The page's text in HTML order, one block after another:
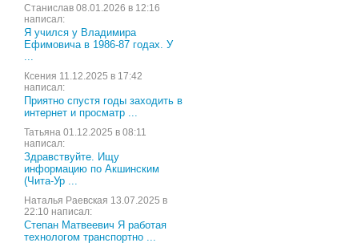
Станислав 08.01.2026 в 12:16
написал:
Я учился у Владимира
Ефимовича в 1986-87 годах. У
...
Ксения 11.12.2025 в 17:42
написал:
Приятно спустя годы заходить в
интернет и просматр ...
Татьяна 01.12.2025 в 08:11
написал:
Здравствуйте. Ищу
информацию по Акшинским
(Чита-Ур ...
Наталья Раевская 13.07.2025 в
22:10 написал:
Степан Матвеевич Я работая
технологом транспортно ...